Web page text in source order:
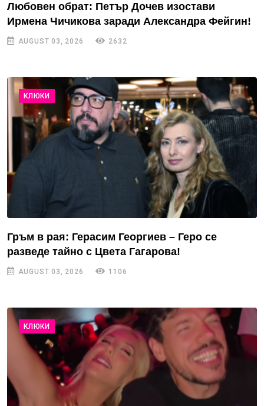
Любовен обрат: Петър Дочев изостави
Ирмена Чичикова заради Александра Фейгин!
AUGUST 03, 2026 2632
КЛЮКИ
Гръм в рая: Герасим Георгиев – Геро се
разведе тайно с Цвета Гагарова!
AUGUST 03, 2026 1106
КЛЮКИ